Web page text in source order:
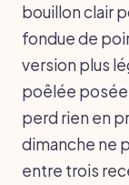
bouillon clair
fondue de
version plus
poêlée posée
perd rien en
dimanche ne
entre trois